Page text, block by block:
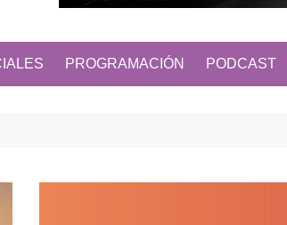
PROGRAMACIÓN PODCAST